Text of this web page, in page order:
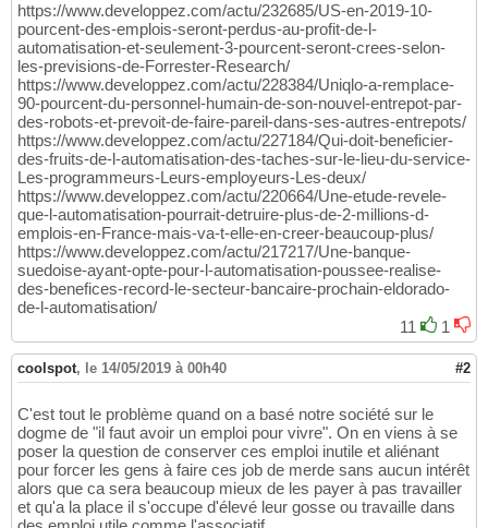
https://www.developpez.com/actu/232685/US-en-2019-10-
pourcent-des-emplois-seront-perdus-au-profit-de-l-
automatisation-et-seulement-3-pourcent-seront-crees-selon-
les-previsions-de-Forrester-Research/
https://www.developpez.com/actu/228384/Uniqlo-a-remplace-
90-pourcent-du-personnel-humain-de-son-nouvel-entrepot-par-
des-robots-et-prevoit-de-faire-pareil-dans-ses-autres-entrepots/
https://www.developpez.com/actu/227184/Qui-doit-beneficier-
des-fruits-de-l-automatisation-des-taches-sur-le-lieu-du-service-
Les-programmeurs-Leurs-employeurs-Les-deux/
https://www.developpez.com/actu/220664/Une-etude-revele-
que-l-automatisation-pourrait-detruire-plus-de-2-millions-d-
emplois-en-France-mais-va-t-elle-en-creer-beaucoup-plus/
https://www.developpez.com/actu/217217/Une-banque-
suedoise-ayant-opte-pour-l-automatisation-poussee-realise-
des-benefices-record-le-secteur-bancaire-prochain-eldorado-
de-l-automatisation/
11
1
coolspot, le 14/05/2019 à 00h40 #2
C'est tout le problème quand on a basé notre société sur le
dogme de "il faut avoir un emploi pour vivre". On en viens à se
poser la question de conserver ces emploi inutile et aliénant
pour forcer les gens à faire ces job de merde sans aucun intérêt
alors que ca sera beaucoup mieux de les payer à pas travailler
et qu'a la place il s'occupe d'élevé leur gosse ou travaille dans